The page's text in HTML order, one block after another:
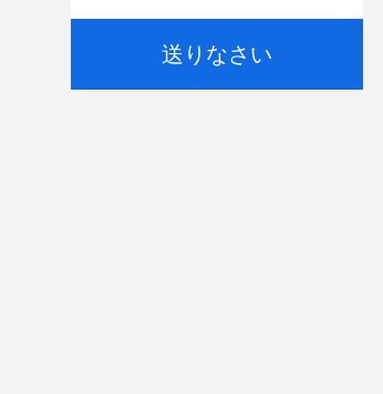
送りなさい